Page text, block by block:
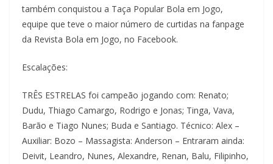
também conquistou a Taça Popular Bola em Jogo,
equipe que teve o maior número de curtidas na fanpage
da Revista Bola em Jogo, no Facebook.
Escalações:
TRÊS ESTRELAS foi campeão jogando com: Renato;
Dudu, Thiago Camargo, Rodrigo e Jonas; Tinga, Vava,
Barão e Tiago Nunes; Buda e Santiago. Técnico: Alex –
Auxiliar: Bozo – Massagista: Anderson – Entraram ainda:
Deivit, Leandro, Nunes, Alexandre, Renan, Balu, Filipinho,